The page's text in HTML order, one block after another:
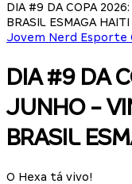
DIA #9 DA COPA
BRASIL ESMAGA
Jovem Nerd Esporte
DIA #9 DA
JUNHO -
BRASIL
O Hexa tá vivo!